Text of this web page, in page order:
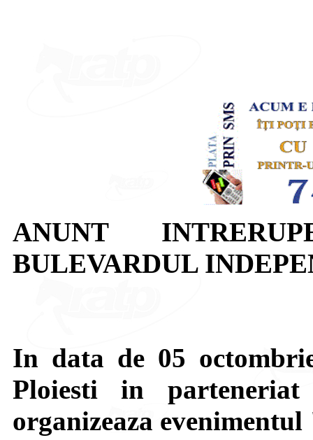
ANUNT
BULEVARDUL
In data de 05
Ploiesti in
organizeaza